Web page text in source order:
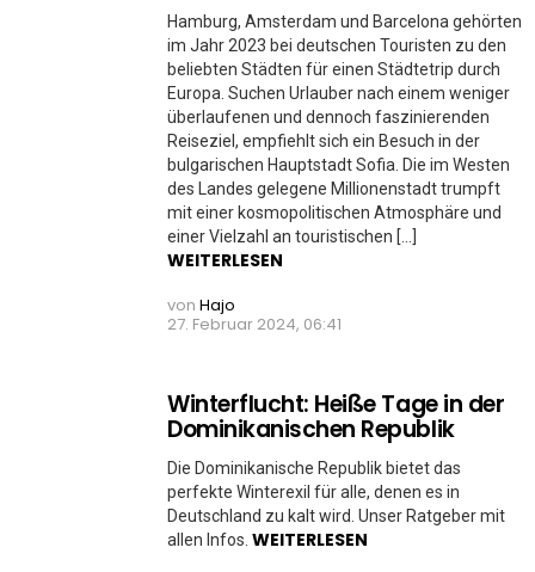
Hamburg, Amsterdam und Barcelona gehörten
im Jahr 2023 bei deutschen Touristen zu den
beliebten Städten für einen Städtetrip durch
Europa. Suchen Urlauber nach einem weniger
überlaufenen und dennoch faszinierenden
Reiseziel, empfiehlt sich ein Besuch in der
bulgarischen Hauptstadt Sofia. Die im Westen
des Landes gelegene Millionenstadt trumpft
mit einer kosmopolitischen Atmosphäre und
einer Vielzahl an touristischen […]
WEITERLESEN
von Hajo
27. Februar 2024, 06:41
Winterflucht: Heiße Tage in der
Dominikanischen Republik
Die Dominikanische Republik bietet das
perfekte Winterexil für alle, denen es in
Deutschland zu kalt wird. Unser Ratgeber mit
allen Infos. WEITERLESEN